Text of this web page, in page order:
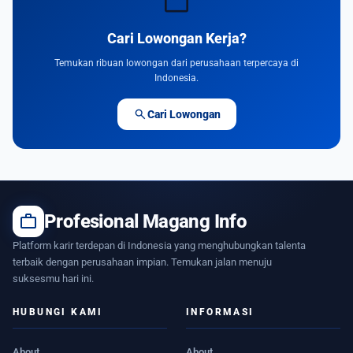
Cari Lowongan Kerja?
Temukan ribuan lowongan dari perusahaan terpercaya di
Indonesia.
searchCari Lowongan
work Profesional Magang Info
Platform karir terdepan di Indonesia yang menghubungkan talenta
terbaik dengan perusahaan impian. Temukan jalan menuju
suksesmu hari ini.
HUBUNGI KAMI INFORMASI